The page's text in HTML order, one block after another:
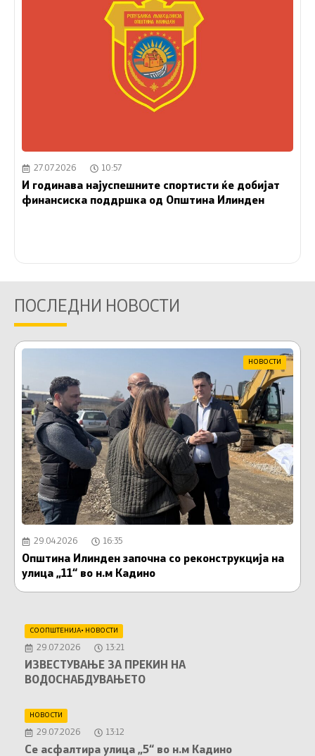
27.07.2026 10:57
И годинава најуспешните спортисти ќе добијат
финансиска поддршка од Општина Илинден
ПОСЛЕДНИ НОВОСТИ
НОВОСТИ
29.04.2026 16:35
Општина Илинден започна со реконструкција на
улица „11“ во н.м Кадино
СООПШТЕНИЈА• НОВОСТИ
29.07.2026 13:21
ИЗВЕСТУВАЊЕ ЗА ПРЕКИН НА
ВОДОСНАБДУВАЊЕТО
НОВОСТИ
29.07.2026 13:12
Се асфалтира улица „5“ во н.м Кадино